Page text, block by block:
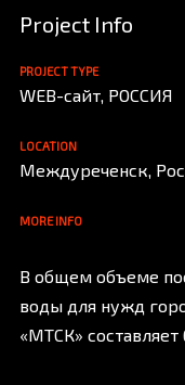
Project Info
PROJECT TYPE
WEB-сайт, РОССИЯ
LOCATION
Междуреченск,
MORE INFO
В общем объеме
воды для нужд
«МТСК» составляет